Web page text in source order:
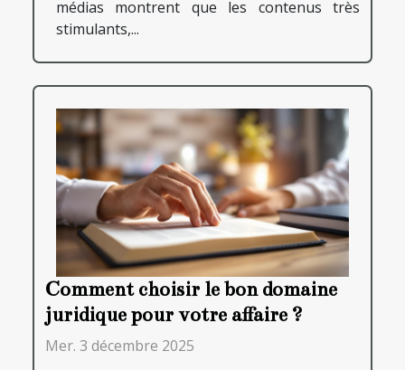
médias montrent que les contenus très
stimulants,...
Comment choisir le bon domaine
juridique pour votre affaire ?
Mer. 3 décembre 2025